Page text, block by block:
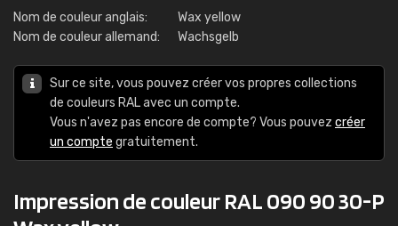
Nom de couleur anglais:
Wax yellow
Nom de couleur allemand:
Wachsgelb
Sur ce site, vous pouvez créer vos propres collections
de couleurs RAL avec un compte.
Vous n'avez pas encore de compte? Vous pouvez créer
un compte gratuitement.
Impression de couleur RAL 090 90 30-P